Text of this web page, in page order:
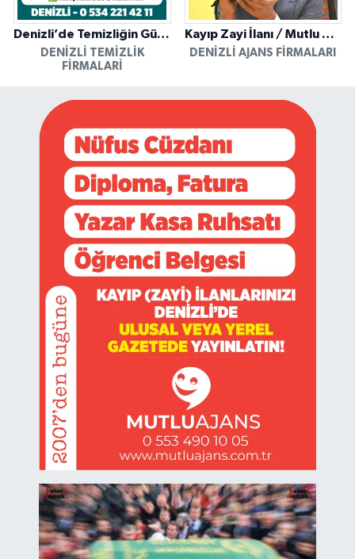
Denizli’de Temizliğin Güvenilir Adresi: Özkan Yerinde Yıkama
DENIZLI TEMIZLIK
FIRMALARI
Kayıp Zayi İlanı / Mutlu Ajans / Denizli
DENIZLI AJANS FIRMALARI